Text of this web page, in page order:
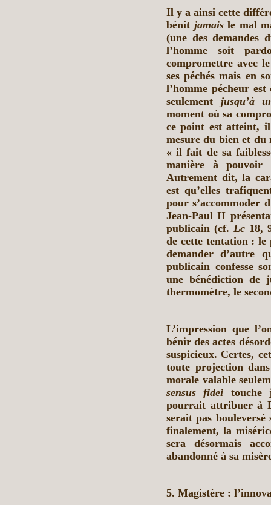
Il y a ainsi cette
bénit jamaisle mal
(une des demandes
l’homme soit
compromettre avec
ses péchés mais en
l’homme pécheur
seulement jusqu’à
moment où sa
ce point est atteint,
mesure du bien et du
« il fait de sa
manière à
Autrement dit, la
est qu’elles
pour s’accommoder
Jean-Paul II
publicain (cf. Lc18,
de cette tentation :
demander d’autre
publicain confesse
une bénédiction de
thermomètre, le
L’impression que
bénir des actes
suspicieux. Certes,
toute projection
morale valable
sensus fidei touche
pourrait attribuer à
serait pas
finalement, la
sera désormais
abandonné à sa
5. Magistère :